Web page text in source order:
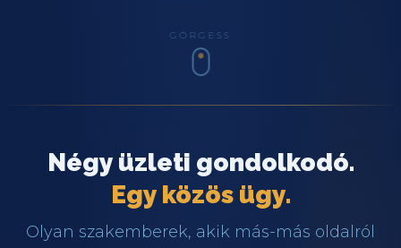
GÖRGESS
Négy üzleti gondolkodó.
Egy közös ügy.
Olyan szakemberek, akik más-más oldalról